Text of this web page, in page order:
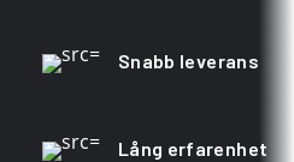
Snabb leverans
Lång erfarenhet